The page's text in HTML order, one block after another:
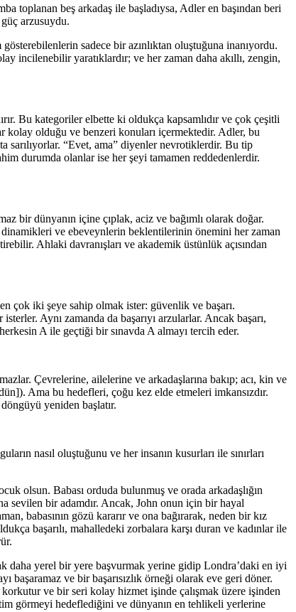
toplanan beş arkadaş ile başladıysa, Adler en başından beri
arzusuydu.
sadece bir azınlıktan oluştuğuna inanıyordu.
incilenebilir yaratıklardır; ve her zaman daha akıllı, zengin,
Bu kategoriler elbette ki oldukça kapsamlıdır ve çok çeşitli
olduğu ve benzeri konuları içermektedir. Adler, bu
sarılıyorlar. “Evet, ama” diyenler nevrotiklerdir. Bu tip
durumda olanlar ise her şeyi tamamen reddedenlerdir.
bir dünyanın içine çıplak, aciz ve bağımlı olarak doğar.
dinamikleri ve ebeveynlerin beklentilerinin önemini her zaman
Ahlaki davranışları ve akademik üstünlük açısından
çok iki şeye sahip olmak ister: güvenlik ve başarı.
Aynı zamanda da başarıyı arzularlar. Ancak başarı,
A ile geçtiği bir sınavda A almayı tercih eder.
Çevrelerine, ailelerine ve arkadaşlarına bakıp; acı, kin ve
Ama bu hedefleri, çoğu kez elde etmeleri imkansızdır.
yeniden başlatır.
nasıl oluştuğunu ve her insanın kusurları ile sınırları
olsun. Babası orduda bulunmuş ve orada arkadaşlığın
sevilen bir adamdır. Ancak, John onun için bir hayal
babasının gözü kararır ve ona bağırarak, neden bir kız
başarılı, mahalledeki zorbalara karşı duran ve kadınlar ile
daha yerel bir yere başvurmak yerine gidip Londra’daki en iyi
başaramaz ve bir başarısızlık örneği olarak eve geri döner.
ve bir seri kolay hizmet işinde çalışmak üzere işinden
görmeyi hedeflediğini ve dünyanın en tehlikeli yerlerine